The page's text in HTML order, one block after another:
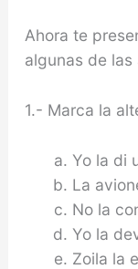
Ahora te
algunas de
1.- Marca la
Yo la di
La
No la
Yo la
Zoila la